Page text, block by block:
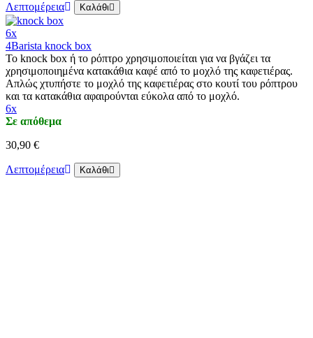
Λεπτομέρεια Καλάθι
6x
4Barista knock box
Το knock box ή το ρόπτρο χρησιμοποιείται για να βγάζει τα
χρησιμοποιημένα κατακάθια καφέ από το μοχλό της καφετιέρας.
Απλώς χτυπήστε το μοχλό της καφετιέρας στο κουτί του ρόπτρου
και τα κατακάθια αφαιρούνται εύκολα από το μοχλό.
6x
Σε απόθεμα
30,90 €
Λεπτομέρεια Καλάθι